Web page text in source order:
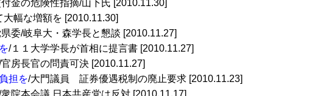
金の危険性指摘/山下氏 [2010.11.30]
幅な増額を [2010.11.30]
委/岐阜大・森学長と懇談 [2010.11.27]
/１１大学学長が首相に提言書 [2010.11.27]
房長官の問責可決 [2010.11.27]
担を/大門議員 証券優遇税制の廃止要求 [2010.11.23]
院本会議 日本共産党は反対 [2010.11.17]